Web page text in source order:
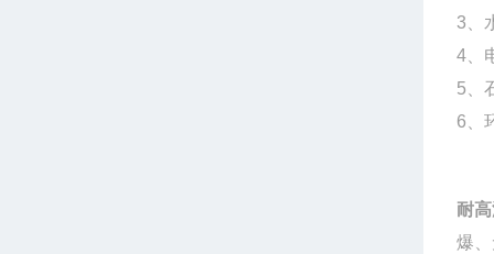
3、
4、
5、
6、
耐
爆